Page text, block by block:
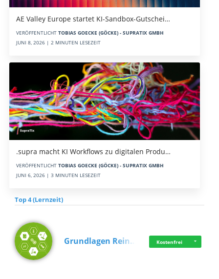
AE Valley Europe startet KI-Sandbox-Gutschei…
VERÖFFENTLICHT TOBIAS GOECKE (GÖCKE) - SUPRATIX GMBH
JUNI 8, 2026 | 2 MINUTEN LESEZEIT
.supra macht KI Workflows zu digitalen Produ…
VERÖFFENTLICHT TOBIAS GOECKE (GÖCKE) - SUPRATIX GMBH
JUNI 6, 2026 | 3 MINUTEN LESEZEIT
Top 4 (Lernzeit)
Grundlagen Rein… Kostenfrei